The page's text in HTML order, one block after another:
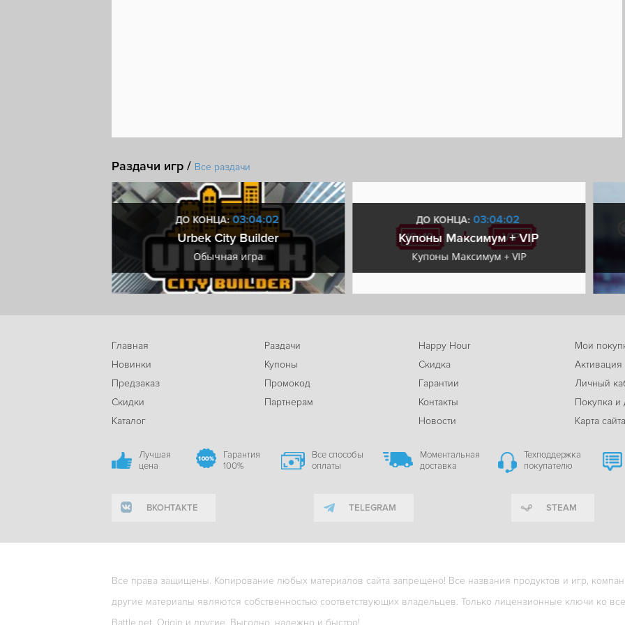
Раздачи игр / Все раздачи
ДО КОНЦА:03:04:01
Urbek City Builder
Обычная игра
ДО КОНЦА:03:04:01
Купоны Максимум + VIP
Купоны Максимум + VIP
Главная
Новинки
Предзаказ
Скидки
Каталог
Раздачи
Купоны
Промокод
Партнерам
Happy Hour
Скидка
Гарантии
Контакты
Новости
Мои
Активация
Личный
Покупка и
Карта сайта
Лучшая
цена
Гарантия
100%
Все способы
оплаты
Моментальная
доставка
Техподдержка
покупателю
ВКОНТАКТЕ TELEGRAM STEAM
Все права защищены. Копирование любых материалов сайта запрещено! Все названия продуктов и игр,
другие материалы являются собственностью соответствующих владельцев. Только лицензионные ключи ко
Battle.net, Origin и другие. Выгодно, надежно и быстро!